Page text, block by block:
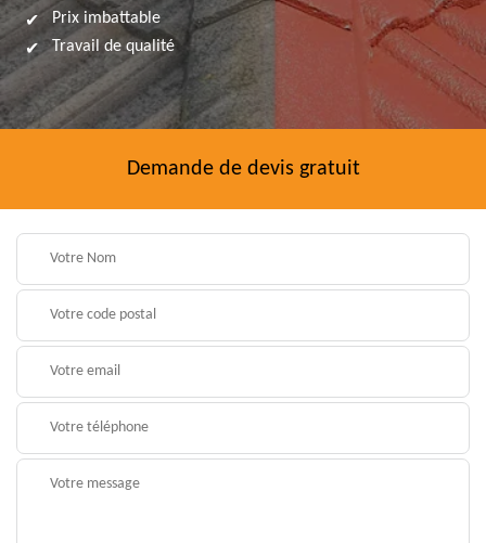
Prix imbattable
Travail de qualité
Demande de devis gratuit